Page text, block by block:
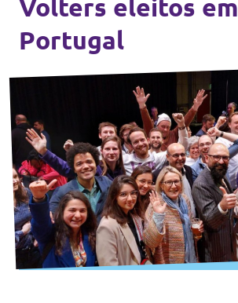
Volters eleitos em
Portugal